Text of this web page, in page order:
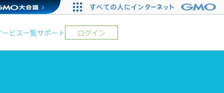
ービス一覧サポート ログイン